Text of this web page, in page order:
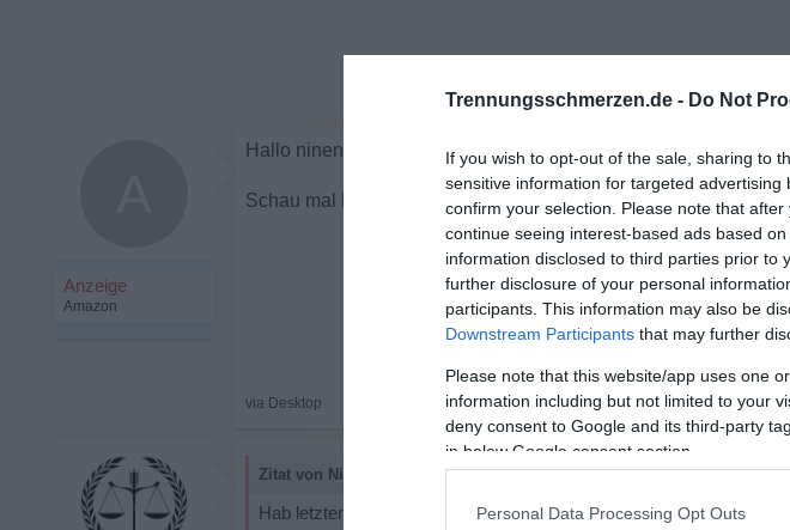
Trennungsschmerzen.de - Do Not
If you wish to opt-out of the sale, sharing to
sensitive information for targeted
confirm your selection. Please note that
continue seeing interest-based ads based
information disclosed to third parties prior to
further disclosure of your personal
participants. This information may also be
Downstream Participants that may further
Please note that this website/app uses one
information including but not limited to your
deny consent to Google and its third-party
in below Google consent section.
Personal Data Processing Opt Outs
Partner trennt sich in Schwangerschaft
Zitat von NineN:
Hab letztens mal gelesen, dass selbst die größte Liebe irgendwann